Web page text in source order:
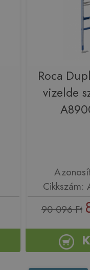
Roca
vizelde
90 096 Ft